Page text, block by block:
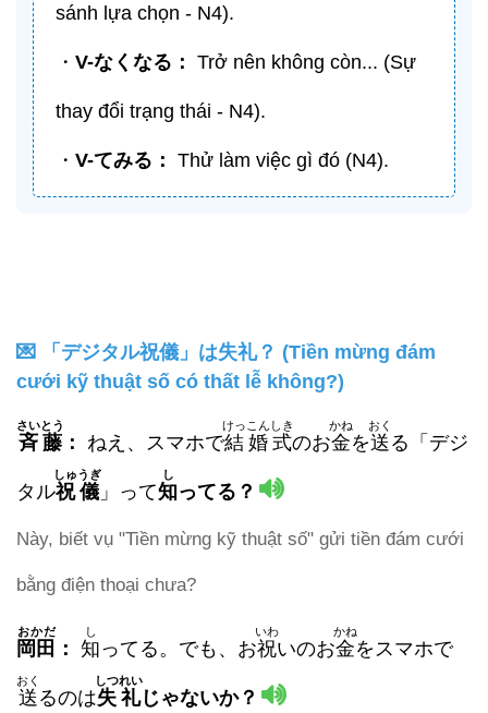
sánh lựa chọn - N4).
・ V-なくなる ： Trở nên không còn... (Sự
thay đổi trạng thái - N4).
・ V-てみる ： Thử làm việc gì đó (N4).
💌 「デジタル祝儀」は失礼？ (Tiền mừng đám
cưới kỹ thuật số có thất lễ không?)
斉藤
さいとう
： ねえ、スマホで結婚式
けっこんしき
のお金
かね
を送
おく
る「デジ
タル祝儀
しゅうぎ
」って知
し
ってる？
Này, biết vụ "Tiền mừng kỹ thuật số" gửi tiền đám cưới
bằng điện thoại chưa?
岡田
おかだ
： 知
し
ってる。でも、お祝
いわ
いのお金
かね
をスマホで
送
おく
るのは失礼
しつれい
じゃないか？